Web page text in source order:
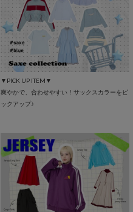
▼PICK UP ITEM▼
爽やかで、合わせやすい！サックスカラーをピ
ックアップ♪